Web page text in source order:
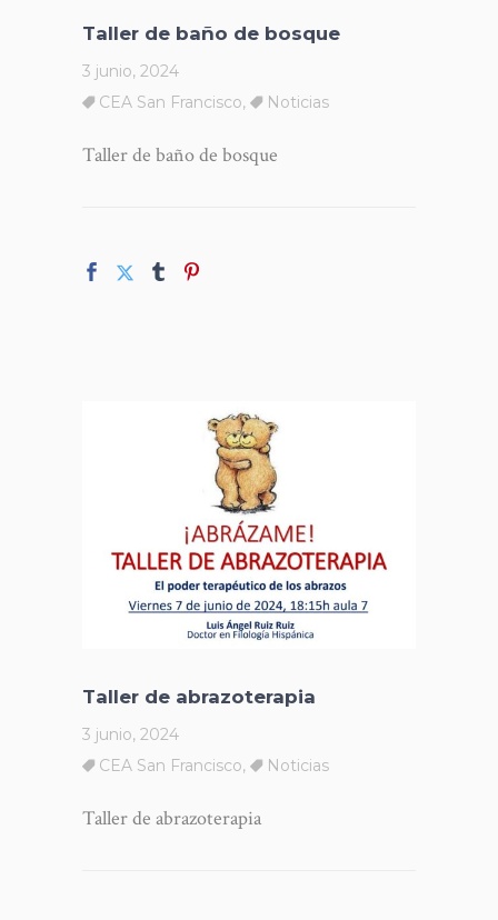
Taller de baño de bosque
3 junio, 2024
CEA San Francisco, Noticias
Taller de baño de bosque
Taller de abrazoterapia
3 junio, 2024
CEA San Francisco, Noticias
Taller de abrazoterapia